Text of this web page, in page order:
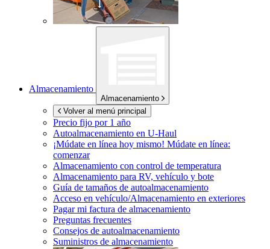
Almacenamiento
Almacenamiento
Volver al menú principal
Precio fijo por 1 año
Autoalmacenamiento en U-Haul
¡Múdate en línea hoy mismo! Múdate en línea:
comenzar
Almacenamiento con control de temperatura
Almacenamiento para RV, vehículo y bote
Guía de tamaños de autoalmacenamiento
Acceso en vehículo/Almacenamiento en exteriores
Pagar mi factura de almacenamiento
Preguntas frecuentes
Consejos de autoalmacenamiento
Suministros de almacenamiento